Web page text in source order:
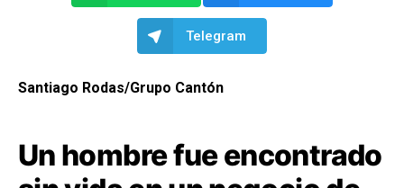
Telegram
Santiago Rodas/Grupo Cantón
Un hombre fue encontrado